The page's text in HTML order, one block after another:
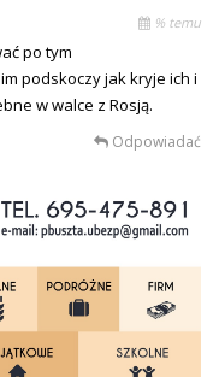
% temu
po tym
podskoczy jak kryje ich i
w walce z Rosją.
Odpowiadać